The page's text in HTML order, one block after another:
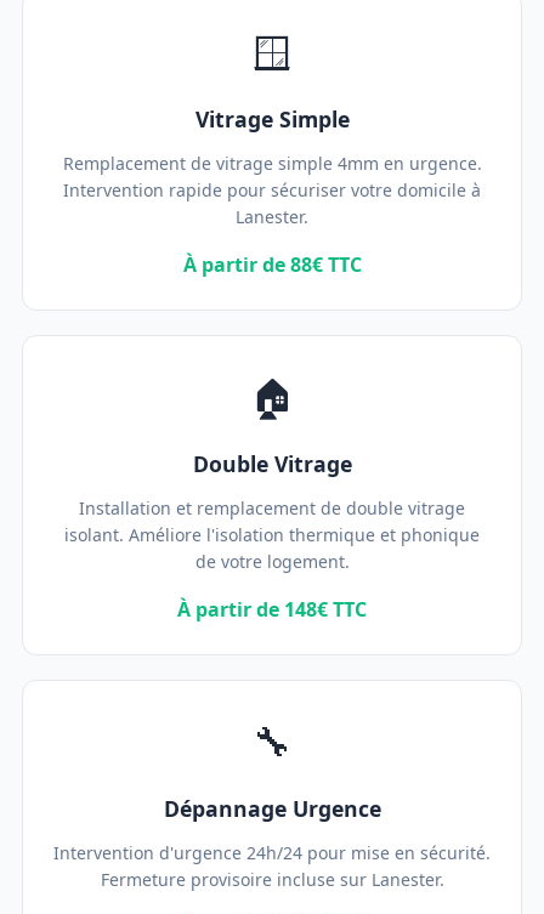
🪟
Vitrage Simple
Remplacement de vitrage simple 4mm en urgence.
Intervention rapide pour sécuriser votre domicile à
Lanester.
À partir de 88€ TTC
🏠
Double Vitrage
Installation et remplacement de double vitrage
isolant. Améliore l'isolation thermique et phonique
de votre logement.
À partir de 148€ TTC
🔧
Dépannage Urgence
Intervention d'urgence 24h/24 pour mise en sécurité.
Fermeture provisoire incluse sur Lanester.